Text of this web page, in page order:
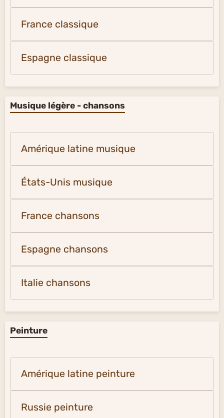
France classique
Espagne classique
Musique légère - chansons
Amérique latine musique
États-Unis musique
France chansons
Espagne chansons
Italie chansons
Peinture
Amérique latine peinture
Russie peinture